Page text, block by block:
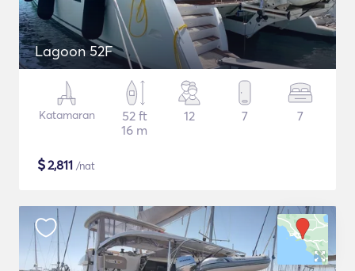
Lagoon 52F
Katamaran
52 ft
16 m
12 7 7
$2,811 /nat